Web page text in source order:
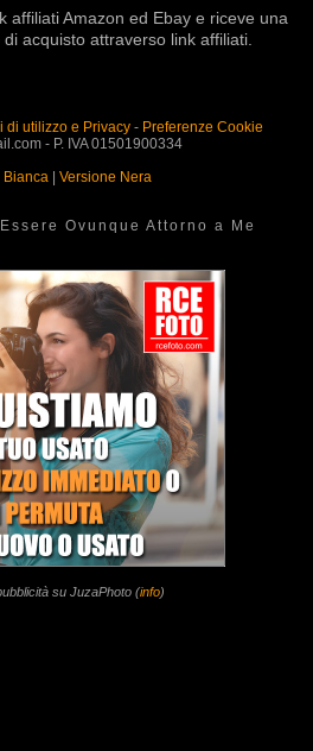
affiliati Amazon ed Ebay e riceve una
acquisto attraverso link affiliati.
di utilizzo e Privacy- Preferenze Cookie
- P. IVA 01501900334
Bianca | Versione Nera
Ovunque Attorno a Me
su JuzaPhoto (info)